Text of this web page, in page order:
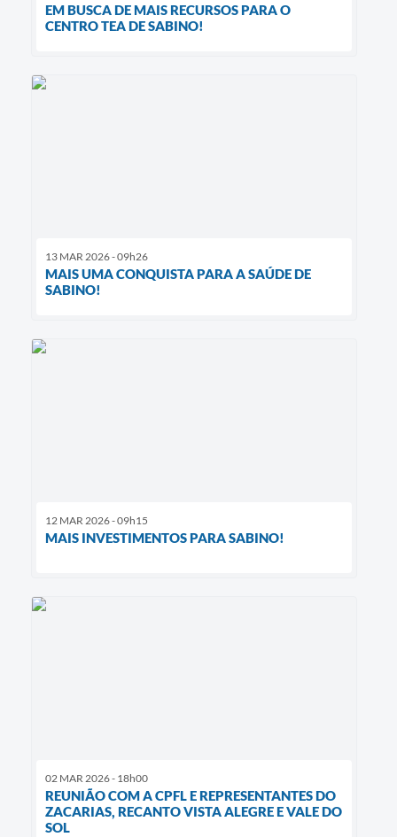
EM BUSCA DE MAIS RECURSOS PARA O
CENTRO TEA DE SABINO!
13 MAR 2026 - 09h26
MAIS UMA CONQUISTA PARA A SAÚDE DE
SABINO!
12 MAR 2026 - 09h15
MAIS INVESTIMENTOS PARA SABINO!
02 MAR 2026 - 18h00
REUNIÃO COM A CPFL E REPRESENTANTES DO
ZACARIAS, RECANTO VISTA ALEGRE E VALE DO
SOL